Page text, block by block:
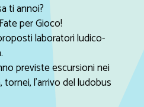
ti annoi?
per Gioco!
laboratori ludico-
previste escursioni nei
l'arrivo del ludobus